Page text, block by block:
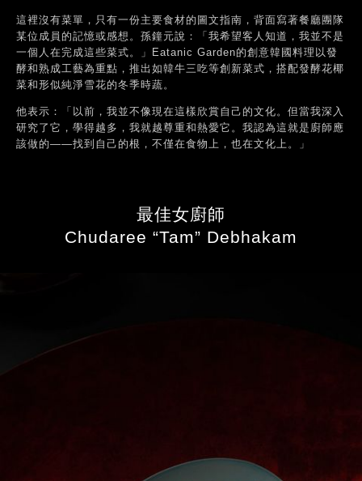
這裡沒有菜單，只有一份主要食材的圖文指南，背面寫著餐廳團隊
某位成員的記憶或感想。孫鐘元說：「我希望客人知道，我並不是
一個人在完成這些菜式。」Eatanic Garden的創意韓國料理以發
酵和熟成工藝為重點，推出如韓牛三吃等創新菜式，搭配發酵花椰
菜和形似純淨雪花的冬季時蔬。
他表示：「以前，我並不像現在這樣欣賞自己的文化。但當我深入
研究了它，學得越多，我就越尊重和熱愛它。我認為這就是廚師應
該做的——找到自己的根，不僅在食物上，也在文化上。」
最佳女廚師
Chudaree “Tam” Debhakam